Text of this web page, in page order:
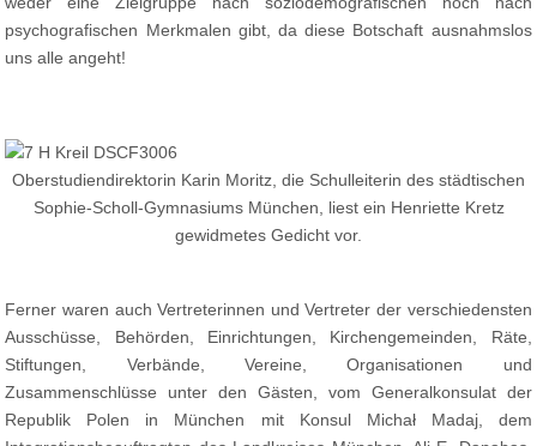
psychografischen Merkmalen gibt, da diese Botschaft ausnahmslos
uns alle angeht!
Oberstudiendirektorin Karin Moritz, die Schulleiterin des städtischen
Sophie-Scholl-Gymnasiums München, liest ein Henriette Kretz
gewidmetes Gedicht vor.
Ferner waren auch Vertreterinnen und Vertreter der verschiedensten
Ausschüsse, Behörden, Einrichtungen, Kirchengemeinden, Räte,
Stiftungen, Verbände, Vereine, Organisationen und
Zusammenschlüsse unter den Gästen, vom Generalkonsulat der
Republik Polen in München mit Konsul Michał Madaj, dem